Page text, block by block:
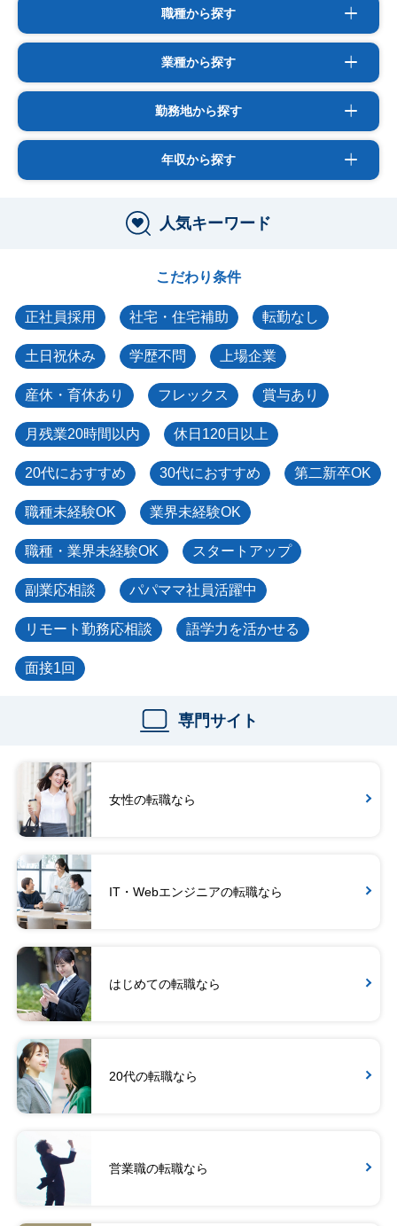
職種から探す
業種から探す
勤務地から探す
年収から探す
人気キーワード
こだわり条件
正社員採用 社宅・住宅補助 転勤なし
土日祝休み 学歴不問 上場企業
産休・育休あり フレックス 賞与あり
月残業20時間以内 休日120日以上
20代におすすめ 30代におすすめ 第二新卒OK
職種未経験OK 業界未経験OK
職種・業界未経験OK スタートアップ
副業応相談 パパママ社員活躍中
リモート勤務応相談 語学力を活かせる
面接1回
専門サイト
女性の転職なら
IT・Webエンジニアの転職なら
はじめての転職なら
20代の転職なら
営業職の転職なら